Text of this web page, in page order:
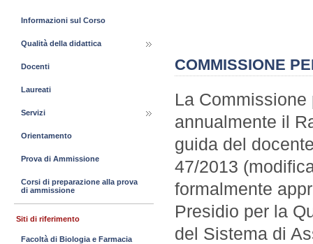
COMMISSIONE
La
annualmente il
guida del
47/2013
formalmente
Presidio per la
del Sistema di
Informazioni sul Corso
Qualità della didattica
Docenti
Laureati
Servizi
Orientamento
Prova di Ammissione
Corsi di preparazione alla prova
di ammissione
Siti di riferimento
Facoltà di Biologia e Farmacia